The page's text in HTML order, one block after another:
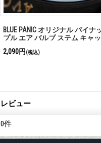
【SUMMER SALE】MOON ショー
ト ワーク パンツ
8,800円 (税込)
レビュー
0件